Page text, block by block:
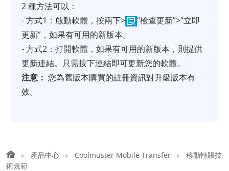
2 種方法可以：
- 方式1：啟動軟體，按兩下>
“檢查更新”>“立即
更新”，如果有可用的新版本。
- 方式2：打開軟體，如果有可用的新版本，則提供
更新連結。只需按下連結即可更新您的軟體。
注意： 您為舊版本購買的註冊資訊對升級版本有
效。
產品中心 Coolmuster Mobile Transfer
移動轉賬技
術規範